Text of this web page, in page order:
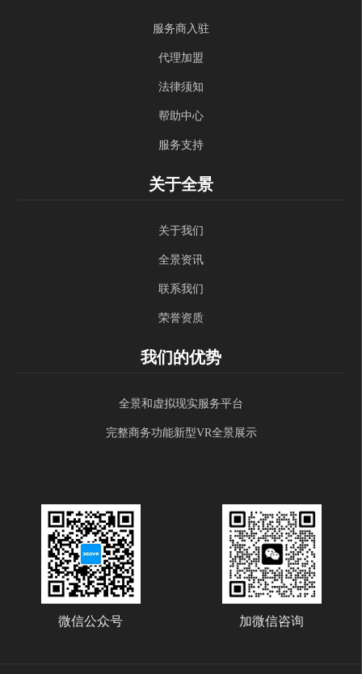
服务商入驻
代理加盟
法律须知
帮助中心
服务支持
关于全景
关于我们
全景资讯
联系我们
荣誉资质
我们的优势
全景和虚拟现实服务平台
完整商务功能新型VR全景展示
微信公众号 加微信咨询